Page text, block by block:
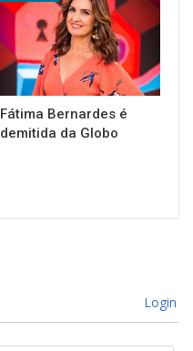
Fátima Bernardes é
demitida da Globo
Login